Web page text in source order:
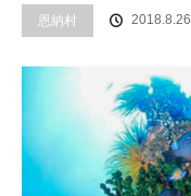
恩納村 2018.8.26